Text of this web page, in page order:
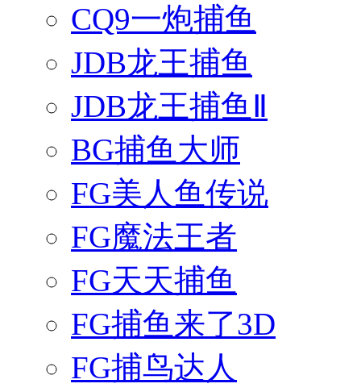
CQ9一炮捕鱼
JDB龙王捕鱼
JDB龙王捕鱼Ⅱ
BG捕鱼大师
FG美人鱼传说
FG魔法王者
FG天天捕鱼
FG捕鱼来了3D
FG捕鸟达人